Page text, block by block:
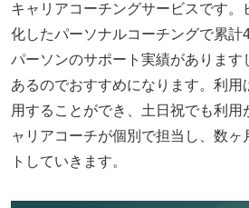
キャリアコーチングサービスです。
化したパーソナルコーチングで累計
パーソンのサポート実績があります
あるのでおすすめになります。利用
用することができ、土日祝でも利用
ャリアコーチが個別で担当し、数ヶ
トしていきます。